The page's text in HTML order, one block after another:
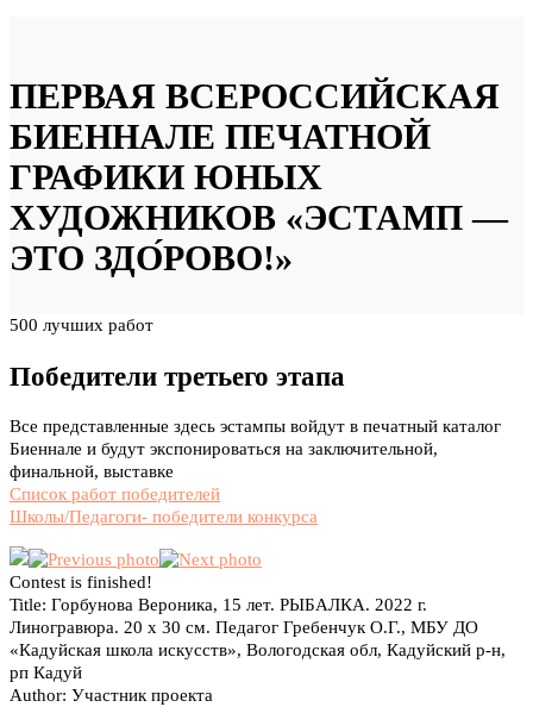
ПЕРВАЯ ВСЕРОССИЙСКАЯ
БИЕННАЛЕ ПЕЧАТНОЙ
ГРАФИКИ ЮНЫХ
ХУДОЖНИКОВ «ЭСТАМП —
ЭТО ЗДО́РОВО!»
500 лучших работ
Победители третьего этапа
Все представленные здесь эстампы войдут в печатный каталог
Биеннале и будут экспонироваться на заключительной,
финальной, выставке
Список работ победителей
Школы/Педагоги- победители конкурса
Contest is finished!
Title: Горбунова Вероника, 15 лет. РЫБАЛКА. 2022 г.
Линогравюра. 20 x 30 см. Педагог Гребенчук О.Г., МБУ ДО
«Кадуйская школа искусств», Вологодская обл, Кадуйский р-н,
рп Кадуй
Author: Участник проекта